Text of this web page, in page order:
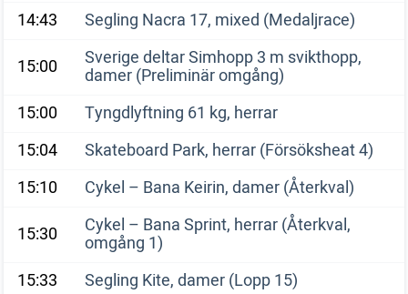
14:43
Segling Nacra 17, mixed (Medaljrace)
15:00
Sverige deltar Simhopp 3 m svikthopp,
damer (Preliminär omgång)
15:00
Tyngdlyftning 61 kg, herrar
15:04
Skateboard Park, herrar (Försöksheat 4)
15:10
Cykel – Bana Keirin, damer (Återkval)
15:30
Cykel – Bana Sprint, herrar (Återkval,
omgång 1)
15:33
Segling Kite, damer (Lopp 15)